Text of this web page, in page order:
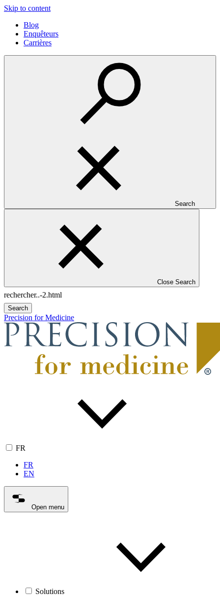
Skip to content
Blog
Enquêteurs
Carrières
Search
Close Search
Search
Precision for Medicine
FR
FR
EN
Open menu
Solutions